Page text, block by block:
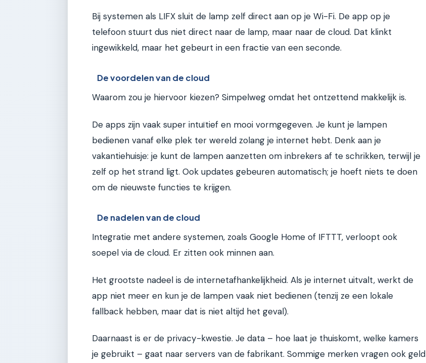
Bij systemen als LIFX sluit de lamp zelf direct aan op je Wi-Fi. De app op je
telefoon stuurt dus niet direct naar de lamp, maar naar de cloud. Dat klinkt
ingewikkeld, maar het gebeurt in een fractie van een seconde.
De voordelen van de cloud
Waarom zou je hiervoor kiezen? Simpelweg omdat het ontzettend makkelijk is.
De apps zijn vaak super intuïtief en mooi vormgegeven. Je kunt je lampen
bedienen vanaf elke plek ter wereld zolang je internet hebt. Denk aan je
vakantiehuisje: je kunt de lampen aanzetten om inbrekers af te schrikken, terwijl je
zelf op het strand ligt. Ook updates gebeuren automatisch; je hoeft niets te doen
om de nieuwste functies te krijgen.
De nadelen van de cloud
Integratie met andere systemen, zoals Google Home of IFTTT, verloopt ook
soepel via de cloud. Er zitten ook minnen aan.
Het grootste nadeel is de internetafhankelijkheid. Als je internet uitvalt, werkt de
app niet meer en kun je de lampen vaak niet bedienen (tenzij ze een lokale
fallback hebben, maar dat is niet altijd het geval).
Daarnaast is er de privacy-kwestie. Je data – hoe laat je thuiskomt, welke kamers
je gebruikt – gaat naar servers van de fabrikant. Sommige merken vragen ook geld